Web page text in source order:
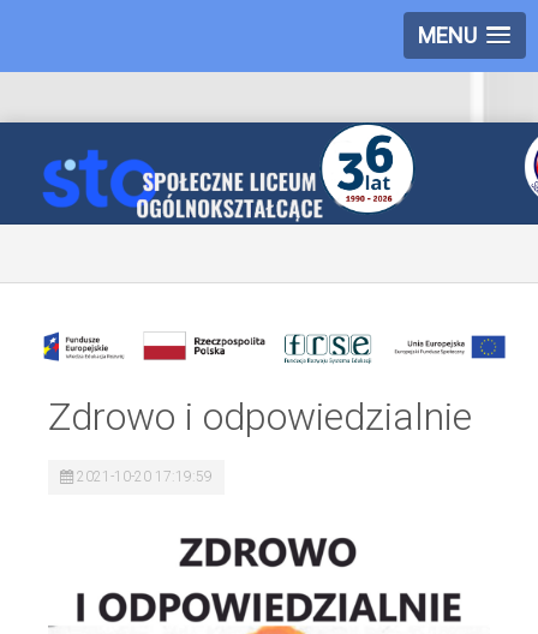
MENU
Zdrowo i odpowiedzialnie
2021-10-20 17:19:59